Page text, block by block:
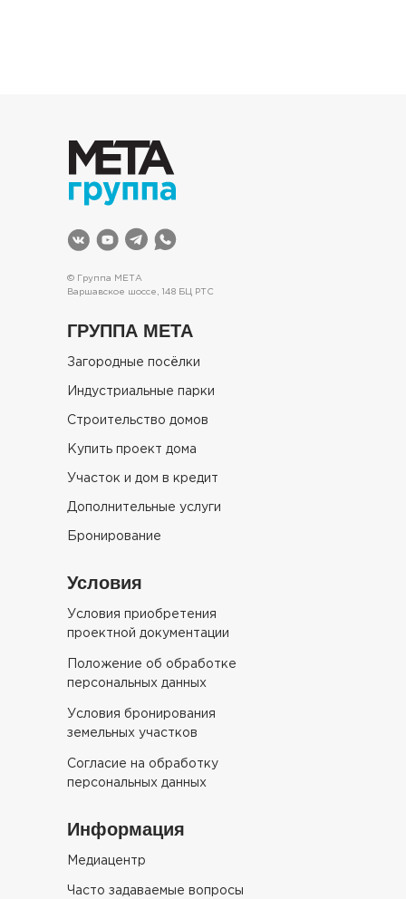
© Группа МЕТА
Варшавское шоссе, 148 БЦ РТС
ГРУППА МЕТА
Загородные посёлки
Индустриальные парки
Строительство домов
Купить проект дома
Участок и дом в кредит
Дополнительные услуги
Бронирование
Условия
Информация
Условия приобретения
проектной документации
Медиацентр
Положение об обработке
персональных данных
Часто задаваемые вопросы
Условия бронирования
земельных участков
Согласие на обработку
персональных данных